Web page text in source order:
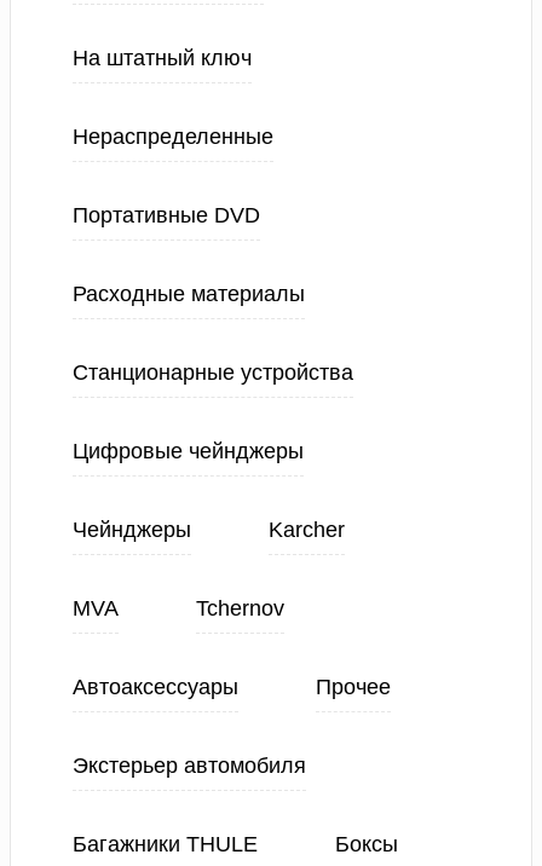
На штатный ключ
Нераспределенные
Портативные DVD
Расходные материалы
Станционарные устройства
Цифровые чейнджеры
Чейнджеры Karcher
MVA Tchernov
Автоаксессуары Прочее
Экстерьер автомобиля
Багажники THULE Боксы